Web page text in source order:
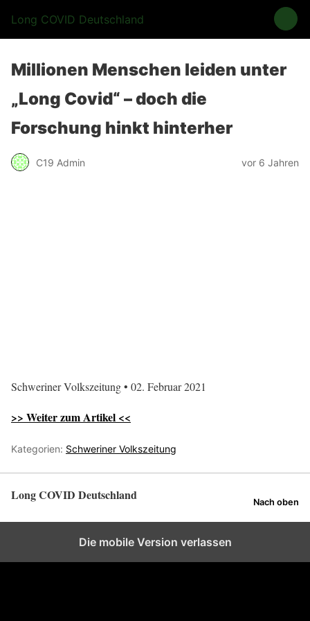
Long COVID Deutschland
Millionen Menschen leiden unter
„Long Covid“ – doch die
Forschung hinkt hinterher
C19 Admin vor 6 Jahren
Schweriner Volkszeitung • 02. Februar 2021
>> Weiter zum Artikel <<
Kategorien: Schweriner Volkszeitung
Long COVID Deutschland Nach oben
Die mobile Version verlassen